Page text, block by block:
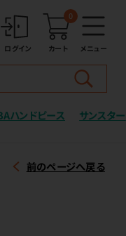
ログイン カート
0
メニュー
ハンドピース サンスター
前のページへ戻る